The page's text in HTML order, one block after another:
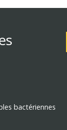
bactériennes